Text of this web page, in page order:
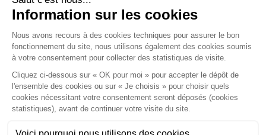
Écosystème
Carrières
Honoraires
Contacts
Mentions légales
Plan du site
Espace client